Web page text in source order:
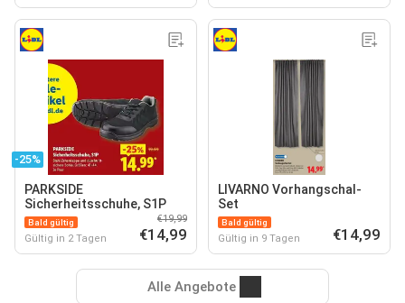
-25%
PARKSIDE
Sicherheitsschuhe, S1P
Bald gültig
Gültig in 2 Tagen
€19,99
€14,99
LIVARNO Vorhangschal-
Set
Bald gültig
Gültig in 9 Tagen €14,99
Alle Angebote